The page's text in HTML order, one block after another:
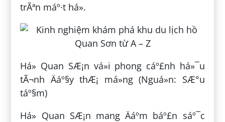
trÃªn máº·t há».
Há» Quan SÆ¡n vá»i phong cáº£nh há»¯u
tÃ¬nh Äáº§y thÆ¡ má»ng (Nguá»n: SÆ°u
táº§m)
Há» Quan SÆ¡n mang Äáº­m báº£n sáº¯c